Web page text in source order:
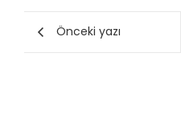
Önceki yazı